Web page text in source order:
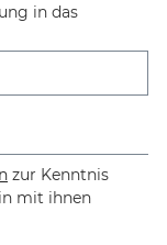
in das
zur Kenntnis
mit ihnen